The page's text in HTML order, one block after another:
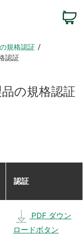
規格​認証
認証
の​規格​認証
認証
PDF ダウン
ロードボタン